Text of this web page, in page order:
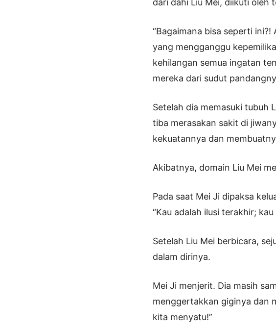
dari dahi Liu Mei, diikuti oleh
“Bagaimana bisa seperti
yang mengganggu
kehilangan semua ingatan
mereka dari sudut
Setelah dia memasuki tubuh
tiba merasakan sakit di
kekuatannya dan
Akibatnya, domain Liu Mei
Pada saat Mei Ji dipaksa
“Kau adalah ilusi terakhir;
Setelah Liu Mei berbicara,
dalam dirinya.
Mei Ji menjerit. Dia masih
menggertakkan giginya dan
kita menyatu!”